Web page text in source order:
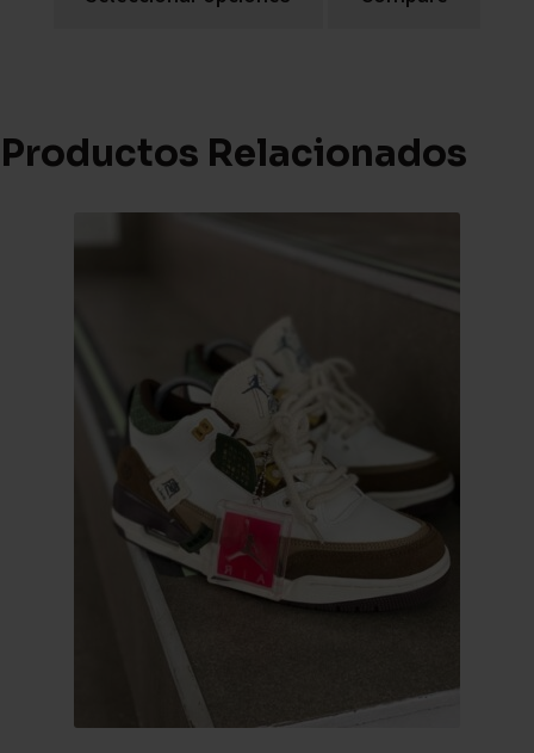
Productos Relacionados